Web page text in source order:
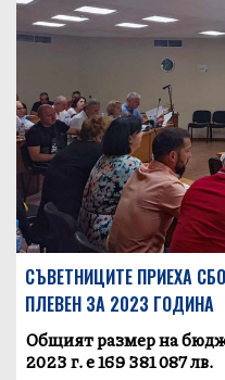
СЪВЕТНИЦИТЕ ПРИЕХА
ПЛЕВЕН ЗА 2023 ГОДИНА
Общият размер на
2023 г. е 169 381 087 лв.